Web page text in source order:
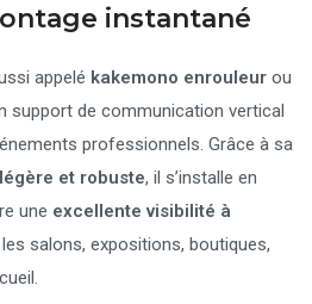
instantané
appelé kakemono enrouleur ou
support de communication vertical
professionnels. Grâce à sa
et robuste, il s’installe en
une excellente visibilité à
salons, expositions, boutiques,